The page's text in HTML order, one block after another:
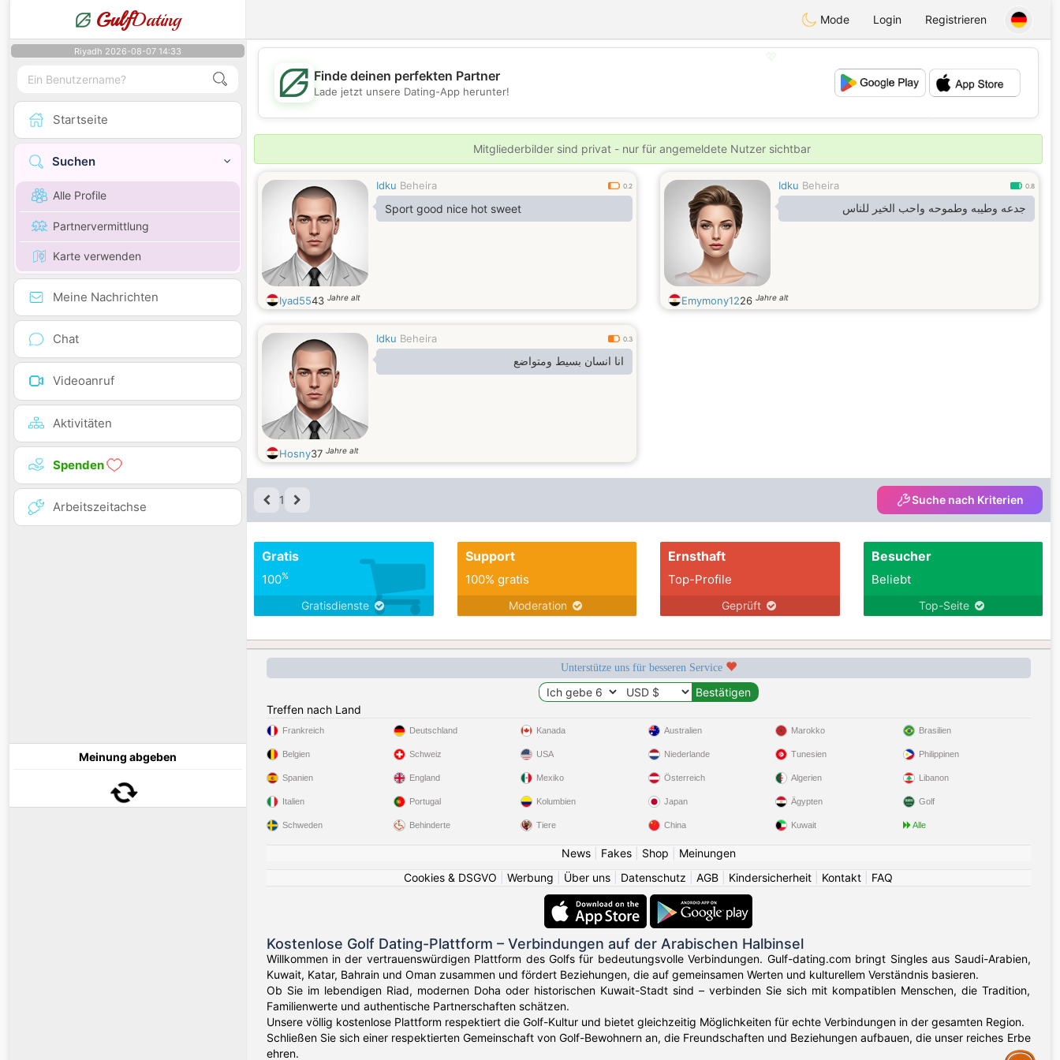
GulfDating Mode Login Registrieren
Riyadh 2026-08-07 14:33
Startseite
Suchen
Alle Profile
Partnervermittlung
Karte verwenden
Meine Nachrichten
Chat
Videoanruf
Aktivitäten
Spenden
Arbeitszeitachse
Meinung abgeben
💖
💕
💕
Finde deinen perfekten Partner
Lade jetzt unsere Dating-App herunter!
Mitgliederbilder sind privat - nur für angemeldete Nutzer sichtbar
Idku Beheira 0.2
Sport good nice hot sweet
Iyad5543 Jahre alt
Idku Beheira 0.8
جدعه وطيبه وطموحه واحب الخير للناس
Emymony1226 Jahre alt
Idku Beheira 0.3
انا انسان بسيط ومتواضع
Hosny37 Jahre alt
1 Suche nach Kriterien
Gratis
100%
Gratisdienste
Support
100% gratis
Moderation
Ernsthaft
Top-Profile
Geprüft
Besucher
Beliebt
Top-Seite
Unterstütze uns für besseren Service
Treffen nach Land
Frankreich
Belgien
Spanien
Italien
Schweden
Deutschland
Schweiz
England
Portugal
Behinderte
Kanada
USA
Mexiko
Kolumbien
Tiere
Australien
Niederlande
Österreich
Japan
China
Marokko
Tunesien
Algerien
Ägypten
Kuwait
Brasilien
Philippinen
Libanon
Golf
Alle
News| Fakes| Shop
Meinungen
Cookies & DSGVO
Werbung Über uns Datenschutz AGB Kindersicherheit Kontakt FAQ
Kostenlose Golf Dating-Plattform – Verbindungen auf der Arabischen Halbinsel
Willkommen in der vertrauenswürdigen Plattform des Golfs für bedeutungsvolle Verbindungen. Gulf-dating.com bringt Singles aus Saudi-Arabien,
Kuwait, Katar, Bahrain und Oman zusammen und fördert Beziehungen, die auf gemeinsamen Werten und kulturellem Verständnis basieren.
Ob Sie im lebendigen Riad, modernen Doha oder historischen Kuwait-Stadt sind – verbinden Sie sich mit kompatiblen Menschen, die Tradition,
Familienwerte und authentische Partnerschaften schätzen.
Unsere völlig kostenlose Plattform respektiert die Golf-Kultur und bietet gleichzeitig Möglichkeiten für echte Verbindungen in der gesamten Region.
Schließen Sie sich einer respektierten Gemeinschaft von Golf-Bewohnern an, die Freundschaften und Beziehungen aufbauen, die unser reiches Erbe
ehren.